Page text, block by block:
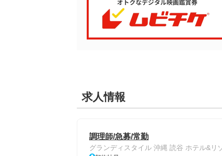
求人情報
調理師/急募/常勤
グランディスタイル 沖縄 読谷 ホテル&リ